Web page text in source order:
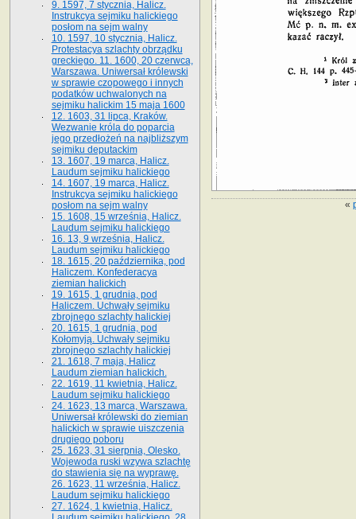
«
9. 1597, 7 stycznia, Halicz.
Instrukcya sejmiku halickiego
posłom na sejm walny
10. 1597, 10 stycznia, Halicz.
Protestacya szlachty obrządku
greckiego. 11. 1600, 20 czerwca,
Warszawa. Uniwersał królewski
w sprawie czopowego i innych
podatków uchwalonych na
sejmiku halickim 15 maja 1600
12. 1603, 31 lipca, Kraków.
Wezwanie króla do poparcia
jego przedłożeń na najbliższym
sejmiku deputackim
13. 1607, 19 marca, Halicz.
Laudum sejmiku halickiego
14. 1607, 19 marca, Halicz.
Instrukcya sejmiku halickiego
posłom na sejm walny
15. 1608, 15 września, Halicz.
Laudum sejmiku halickiego
16. 13, 9 września, Halicz.
Laudum sejmiku halickiego
18. 1615, 20 października, pod
Haliczem. Konfederacya
ziemian halickich
19. 1615, 1 grudnia, pod
Haliczem. Uchwały sejmiku
zbrojnego szlachty halickiej
20. 1615, 1 grudnia, pod
Kołomyją. Uchwały sejmiku
zbrojnego szlachty halickiej
21. 1618, 7 maja, Halicz
Laudum ziemian halickich.
22. 1619, 11 kwietnia, Halicz.
Laudum sejmiku halickiego
24. 1623, 13 marca, Warszawa.
Uniwersał królewski do ziemian
halickich w sprawie uiszczenia
drugiego poboru
25. 1623, 31 sierpnia, Olesko.
Wojewoda ruski wzywa szlachtę
do stawienia się na wyprawę.
26. 1623, 11 września, Halicz.
Laudum sejmiku halickiego
27. 1624, 1 kwietnia, Halicz.